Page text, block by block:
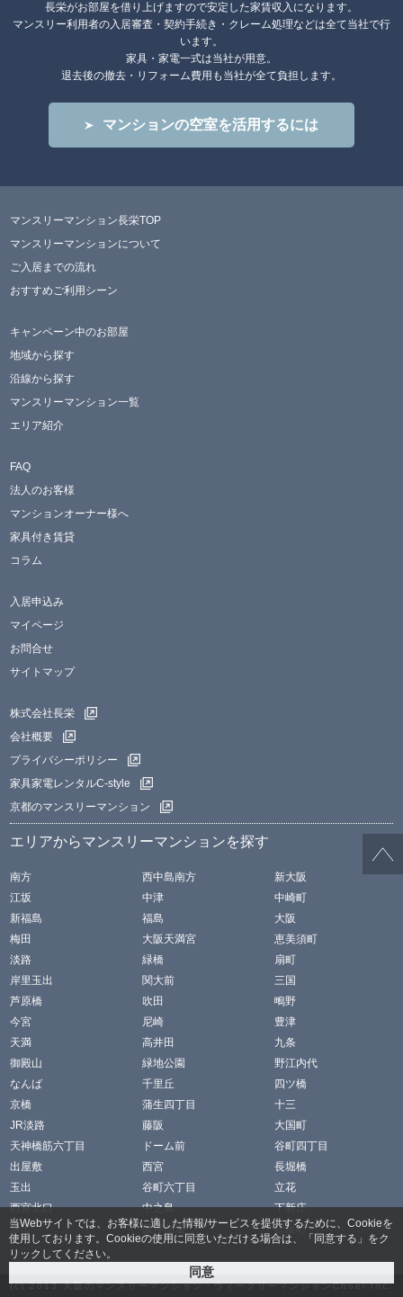
当Webサイトでは、お客様に適した情報/サービスを提供するために、Cookieを
使用しております。Cookieの使用に同意いただける場合は、「同意する」をク
リックしてください。
長栄がお部屋を借り上げますので安定した家賃収入になります。
マンスリー利用者の入居審査・契約手続き・クレーム処理などは全て当社で行
います。
家具・家電一式は当社が用意。
退去後の撤去・リフォーム費用も当社が全て負担します。
マンションの空室を活用するには
マンスリーマンション長栄TOP
マンスリーマンションについて
ご入居までの流れ
おすすめご利用シーン
キャンペーン中のお部屋
地域から探す
沿線から探す
マンスリーマンション一覧
エリア紹介
FAQ
法人のお客様
マンションオーナー様へ
家具付き賃貸
コラム
入居申込み
マイページ
お問合せ
サイトマップ
株式会社長栄
会社概要
プライバシーポリシー
家具家電レンタルC-style
京都のマンスリーマンション
エリアからマンスリーマンションを探す
南方 西中島南方
新大阪
江坂
中津
中崎町
新福島
福島
大阪
梅田
大阪天満宮
恵美須町
淡路
緑橋
扇町
岸里玉出
関大前
三国
芦原橋
吹田
鴫野
今宮
尼崎
豊津
天満
高井田
九条
御殿山
緑地公園
野江内代
なんば
千里丘
四ツ橋
京橋
蒲生四丁目
十三
JR淡路
藤阪
大国町
天神橋筋六丁目
ドーム前
谷町四丁目
出屋敷
西宮
長堀橋
玉出
谷町六丁目
立花
西宮北口
中之島
下新庄
放出
阪神国道 松屋町
(c) 2013大阪のマンスリーマンション・ウィークリーマンションChoeiInc.